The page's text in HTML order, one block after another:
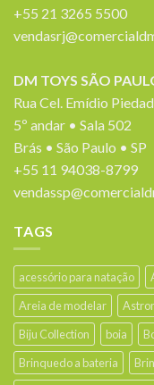
+55 21 3265 5500
DM TOYS SÃO
Rua Cel. Emídio
5º andar • Sala 502
Brás • São Paulo • SP
+55 11 94038-8799
TAGS
acessório para natação
Areia de modelar
Biju Collection
boia
Brinquedo a bateria